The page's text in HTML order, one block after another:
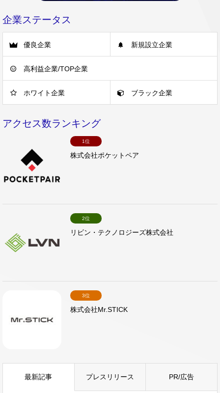
企業ステータス
優良企業 新規設立企業
高利益企業/TOP企業
ホワイト企業 ブラック企業
アクセス数ランキング
1位
株式会社ポケットペア
2位
リビン・テクノロジーズ株式会社
3位
株式会社Mr.STICK
最新記事 プレスリリース PR/広告